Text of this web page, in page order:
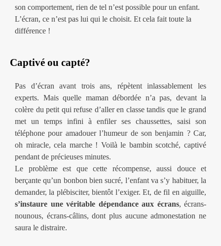
son comportement, rien de tel n’est possible pour un enfant.
L’écran, ce n’est pas lui qui le choisit. Et cela fait toute la
différence !
Captivé ou capté?
Pas d’écran avant trois ans, répètent inlassablement les
experts. Mais quelle maman débordée n’a pas, devant la
colère du petit qui refuse d’aller en classe tandis que le grand
met un temps infini à enfiler ses chaussettes, saisi son
téléphone pour amadouer l’humeur de son benjamin ? Car,
oh miracle, cela marche ! Voilà le bambin scotché, captivé
pendant de précieuses minutes.
Le problème est que cette récompense, aussi douce et
berçante qu’un bonbon bien sucré, l’enfant va s’y habituer, la
demander, la plébisciter, bientôt l’exiger. Et, de fil en aiguille,
s’instaure une véritable dépendance aux écrans, écrans-
nounous, écrans-câlins, dont plus aucune admonestation ne
saura le distraire.